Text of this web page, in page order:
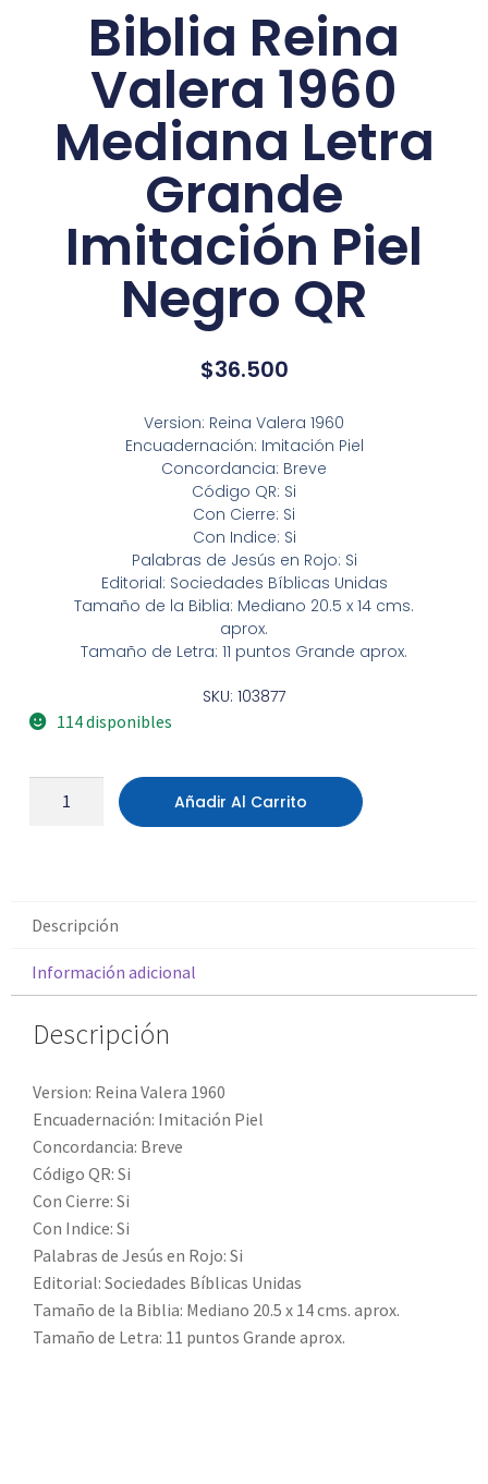
Biblia Reina
Valera 1960
Mediana Letra
Grande
Imitación Piel
Negro QR
$36.500
Version: Reina Valera 1960
Encuadernación: Imitación Piel
Concordancia: Breve
Código QR: Si
Con Cierre: Si
Con Indice: Si
Palabras de Jesús en Rojo: Si
Editorial: Sociedades Bíblicas Unidas
Tamaño de la Biblia: Mediano 20.5 x 14 cms.
aprox.
Tamaño de Letra: 11 puntos Grande aprox.
SKU: 103877
114 disponibles
Añadir Al Carrito
Descripción
Información adicional
Descripción
Version: Reina Valera 1960
Encuadernación: Imitación Piel
Concordancia: Breve
Código QR: Si
Con Cierre: Si
Con Indice: Si
Palabras de Jesús en Rojo: Si
Editorial: Sociedades Bíblicas Unidas
Tamaño de la Biblia: Mediano 20.5 x 14 cms. aprox.
Tamaño de Letra: 11 puntos Grande aprox.